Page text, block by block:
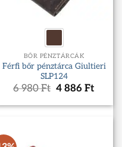
BŐR PÉNZTÁRCÁK
Férfi bőr pénztárca Giultieri
SLP124
6 980Ft Original
was:
4 886Ft
is: